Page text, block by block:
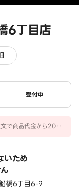
6丁目店
ステータス
受付中
で商品代金から20％
いため
橋6丁目6-9